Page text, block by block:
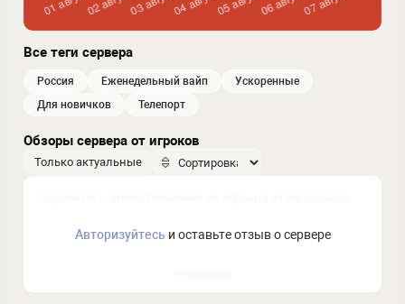
Все теги сервера
россия еженедельный вайп
ускоренные
для новичков
телепорт
Обзоры сервера от игроков
Только актуальные
Авторизуйтесьи оставьте отзыв о сервере